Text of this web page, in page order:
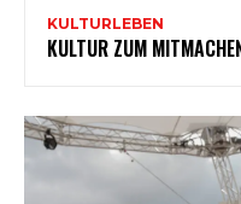
KULTURLEBEN
KULTUR ZUM